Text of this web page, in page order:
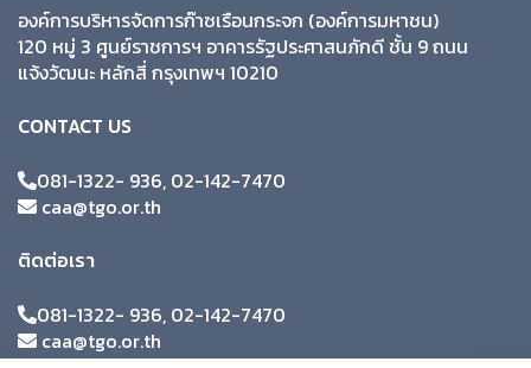
องค์การบริหารจัดการก๊าซเรือนกระจก (องค์การมหาชน)
120 หมู่ 3 ศูนย์ราชการฯ อาคารรัฐประศาสนภักดี ชั้น 9 ถนน
แจ้งวัฒนะ หลักสี่ กรุงเทพฯ 10210
CONTACT US
081-1322- 936, 02-142-7470
caa@tgo.or.th
ติดต่อเรา
081-1322- 936, 02-142-7470
caa@tgo.or.th